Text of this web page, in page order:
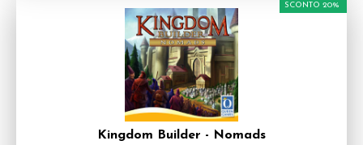
Kingdom Builder - Nomads
SCONTO 20%